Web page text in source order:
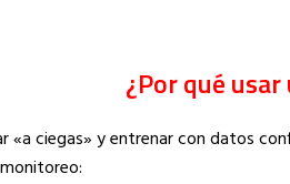
¿Por qué
«a ciegas» y entrenar con datos